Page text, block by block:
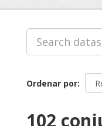
Ordenar por
102